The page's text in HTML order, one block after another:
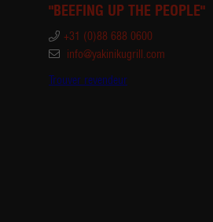
"BEEFING UP THE PEOPLE"
+31 (0)88 688 0600
info@yakinikugrill.com
Trouver revendeur